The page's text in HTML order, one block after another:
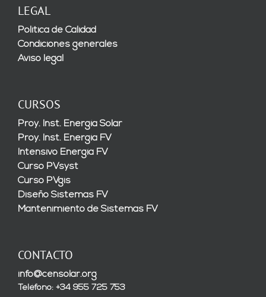
LEGAL
Política de Calidad
Condiciones generales
Aviso legal
CURSOS
Proy. Inst. Energía Solar
Proy. Inst. Energía FV
Intensivo Energía FV
Curso PVsyst
Curso PVgis
Diseño Sistemas FV
Mantenimiento de Sistemas FV
CONTACTO
info@censolar.org
Teléfono: +34 955 725 753